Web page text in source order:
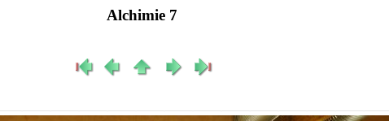
Alchimie 7